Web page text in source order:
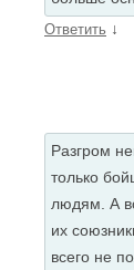
Ответить ↓
Разгром
только
людям. А
их
всего не